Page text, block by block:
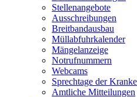
Stellenangebote
Ausschreibungen
Breitbandausbau
Müllabfuhrkalender
Mängelanzeige
Notrufnummern
Webcams
Sprechtage der
Amtliche Mitteilungen